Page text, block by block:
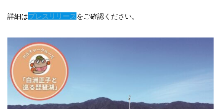
詳細はプレスリリースをご確認ください。